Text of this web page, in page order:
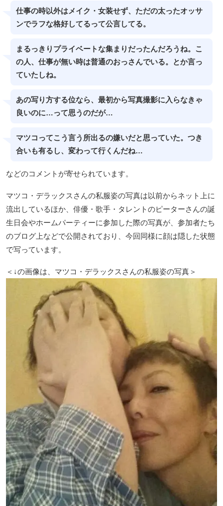
仕事の時以外はメイク・女装せず、ただの太ったオッサ
ンでラフな格好してるって公言してる。
まるっきりプライベートな集まりだったんだろうね。こ
の人、仕事が無い時は普通のおっさんでいる。とか言っ
ていたしね。
あの写り方する位なら、最初から写真撮影に入らなきゃ
良いのに…って思うのだが…
マツコってこう言う所出るの嫌いだと思っていた。つき
合いも有るし、変わって行くんだね…
などのコメントが寄せられています。
マツコ・デラックスさんの私服姿の写真は以前からネット上に
流出しているほか、俳優・歌手・タレントのピーターさんの誕
生日会やホームパーティーに参加した際の写真が、参加者たち
のブログ上などで公開されており、今回同様に顔は隠した状態
で写っています。
＜↓の画像は、マツコ・デラックスさんの私服姿の写真＞